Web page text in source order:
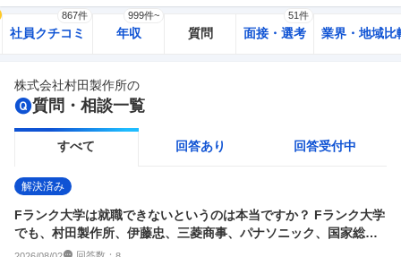
社員クチコミ
867件
年収
999件~
質問 面接・選考
51件
業界・地域比
株式会社村田製作所の
質問・相談一覧
すべて 回答あり 回答受付中
解決済み
Fランク大学は就職できないというのは本当ですか？ Fランク大学
でも、村田製作所、伊藤忠、三菱商事、パナソニック、国家総合
職に就職して...